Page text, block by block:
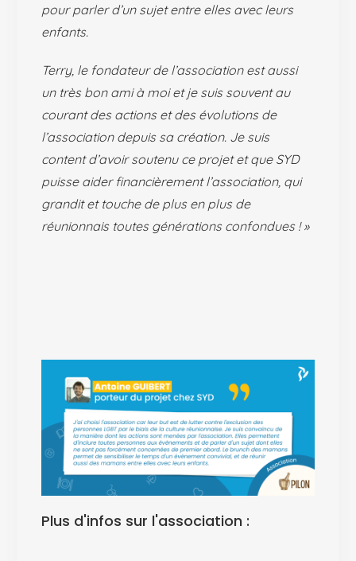
pour parler d’un sujet entre elles avec leurs
enfants.
Terry, le fondateur de l’association est aussi
un très bon ami à moi et je suis souvent au
courant des actions et des évolutions de
l’association depuis sa création. Je suis
content d’avoir soutenu ce projet et que SYD
puisse aider financièrement l’association, qui
grandit et touche de plus en plus de
réunionnais toutes générations confondues ! »
Plus d'infos sur l'association :